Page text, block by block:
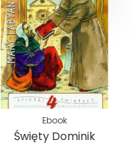
Ebook
Święty Dominik